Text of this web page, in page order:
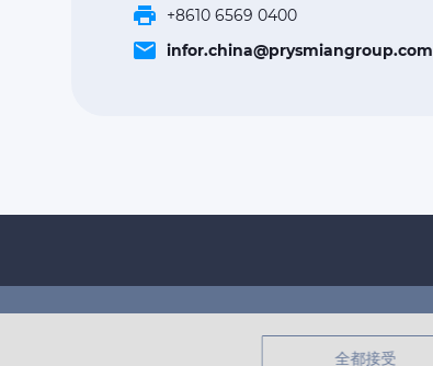
print +8610 6569 0400
email infor.china@prysmiangroup.com
Footer
全都接受